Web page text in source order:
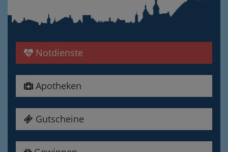
Notdienste
Apotheken
Gutscheine